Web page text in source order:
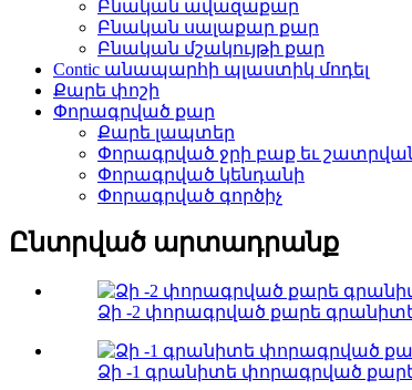
Բնական ավազաքար
Բնական սալաքար քար
Բնական մշակույթի քար
Contic անապարհի պլաստիկ մոդել
Քարե փոշի
Փորագրված քար
Քարե լապտեր
Փորագրված ջրի բաք եւ
Փորագրված կենդանի
Փորագրված գործիչ
Ընտրված արտադրանք
Ձի -2 փորագրված քարե
Ձի -1 գրանիտե փորագրված